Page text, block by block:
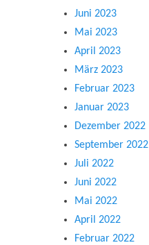
Juni 2023
Mai 2023
April 2023
März 2023
Februar 2023
Januar 2023
Dezember 2022
September 2022
Juli 2022
Juni 2022
Mai 2022
April 2022
Februar 2022